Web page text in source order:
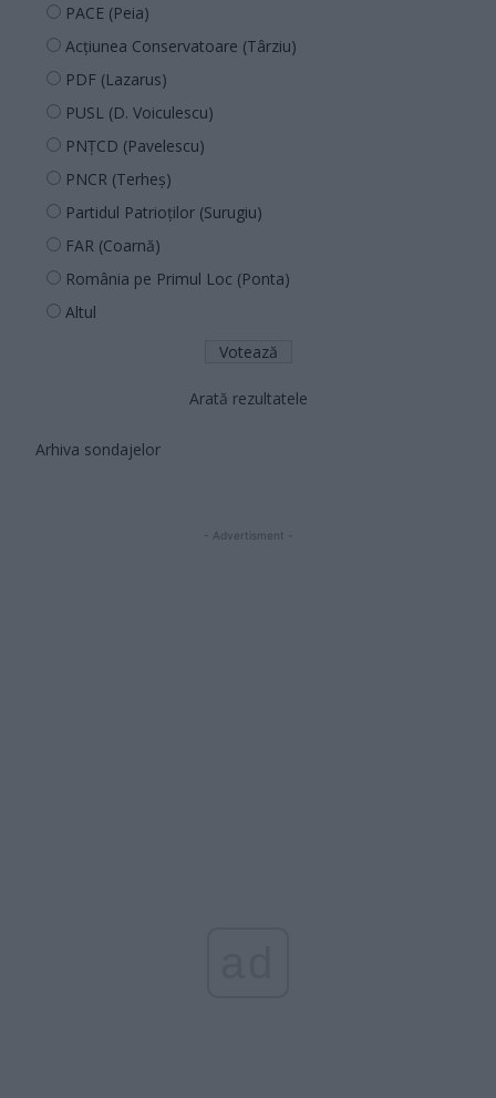
PACE (Peia)
Acțiunea Conservatoare (Târziu)
PDF (Lazarus)
PUSL (D. Voiculescu)
PNȚCD (Pavelescu)
PNCR (Terheș)
Partidul Patrioților (Surugiu)
FAR (Coarnă)
România pe Primul Loc (Ponta)
Altul
Arată rezultatele
Arhiva sondajelor
- Advertisment -